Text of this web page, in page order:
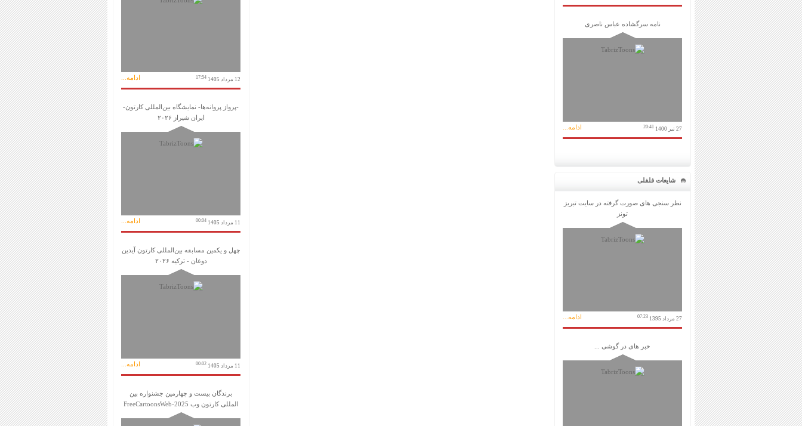
نامه سرگشاده عباس ناصری
27 تیر 1400 20:41 ادامه...
شایعات فلفلی
نظر سنجی های صورت گرفته در سایت تبریز
تونز
27 مرداد 1395 07:23 ادامه...
خبر های در گوشی ...
12 مرداد 1405 17:54 ادامه...
-پرواز پروانه‌ها- نمایشگاه بین‌المللی کارتون-
ایران شیراز ۲۰۲۶
11 مرداد 1405 00:04 ادامه...
چهل و یکمین مسابقه بین‌المللی کارتون آیدین
دوغان - ترکیه ۲۰۲۶
11 مرداد 1405 00:02 ادامه...
برندگان بیست و چهارمین جشنواره بین
المللی کارتون وب FreeCartoonsWeb-2025